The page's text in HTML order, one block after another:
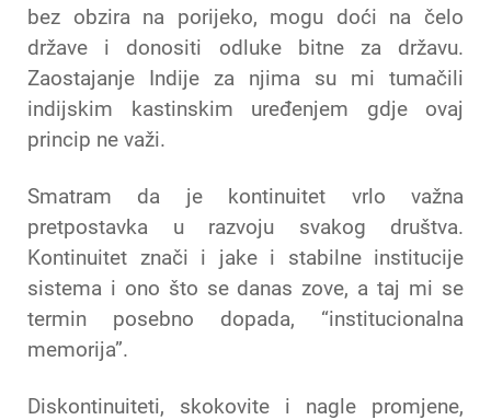
bez obzira na porijeko, mogu doći na čelo
države i donositi odluke bitne za državu.
Zaostajanje Indije za njima su mi tumačili
indijskim kastinskim uređenjem gdje ovaj
princip ne važi.
Smatram da je kontinuitet vrlo važna
pretpostavka u razvoju svakog društva.
Kontinuitet znači i jake i stabilne institucije
sistema i ono što se danas zove, a taj mi se
termin posebno dopada, “institucionalna
memorija”.
Diskontinuiteti, skokovite i nagle promjene,